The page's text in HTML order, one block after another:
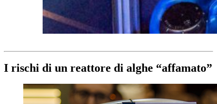
I rischi di un reattore di alghe “affamato”